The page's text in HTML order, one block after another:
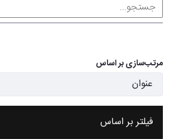
مرتب‌سازی بر اساس
فیلتر بر اساس